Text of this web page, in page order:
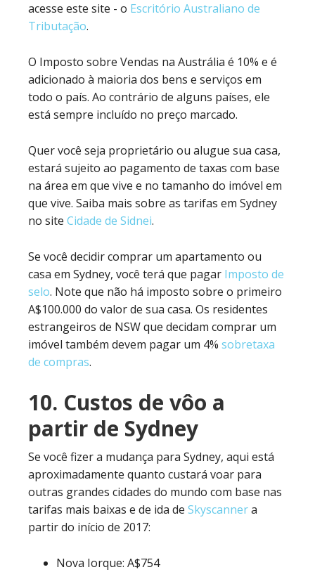
acesse este site - o Escritório Australiano de
Tributação.
O Imposto sobre Vendas na Austrália é 10% e é
adicionado à maioria dos bens e serviços em
todo o país. Ao contrário de alguns países, ele
está sempre incluído no preço marcado.
Quer você seja proprietário ou alugue sua casa,
estará sujeito ao pagamento de taxas com base
na área em que vive e no tamanho do imóvel em
que vive. Saiba mais sobre as tarifas em Sydney
no site Cidade de Sidnei.
Se você decidir comprar um apartamento ou
casa em Sydney, você terá que pagar Imposto de
selo. Note que não há imposto sobre o primeiro
A$100.000 do valor de sua casa. Os residentes
estrangeiros de NSW que decidam comprar um
imóvel também devem pagar um 4% sobretaxa
de compras.
10. Custos de vôo a
partir de Sydney
Se você fizer a mudança para Sydney, aqui está
aproximadamente quanto custará voar para
outras grandes cidades do mundo com base nas
tarifas mais baixas e de ida de Skyscannera
partir do início de 2017:
Nova Iorque: A$754